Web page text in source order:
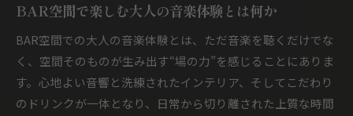
BAR空間で楽しむ大人の音楽体験とは何か
BAR空間での大人の音楽体験とは、ただ音楽を聴くだけでな
く、空間そのものが生み出す“場の力”を感じることにありま
す。心地よい音響と洗練されたインテリア、そしてこだわり
のドリンクが一体となり、日常から切り離された上質な時間